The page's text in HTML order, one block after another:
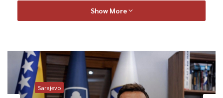
0
Show More
Sarajevo